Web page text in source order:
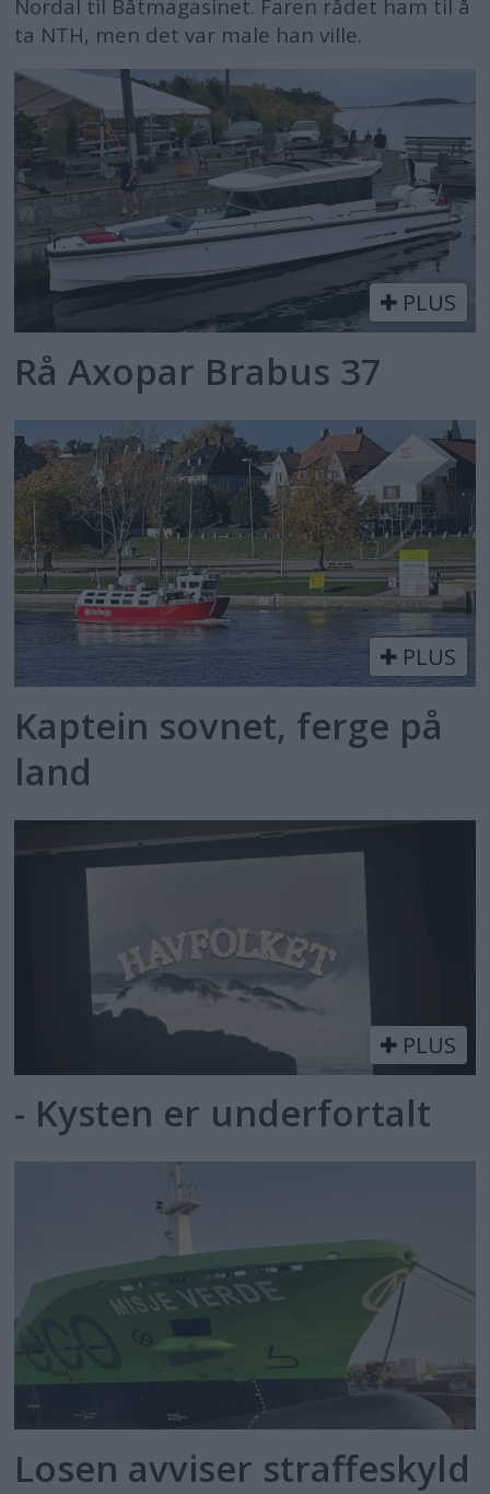
Nordal til Båtmagasinet. Faren rådet ham til å
ta NTH, men det var male han ville.
PLUS
Rå Axopar Brabus 37
PLUS
Kaptein sovnet, ferge på
land
PLUS
- Kysten er underfortalt
Losen avviser straffeskyld